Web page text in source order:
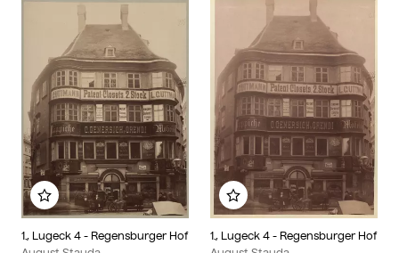
1., Lugeck 4 - Regensburger Hof
Zu meinem Album hinzufügen
1., Lugeck 4 - Regensburger Hof
Zu meinem Album